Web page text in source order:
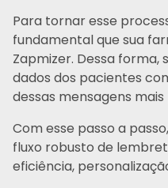
Para tornar esse
fundamental que sua
Zapmizer. Dessa
dados dos pacientes
dessas mensagens mais
Com esse passo a
fluxo robusto de
eficiência,